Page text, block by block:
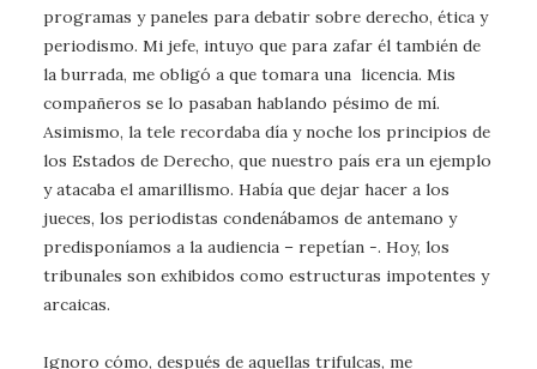
programas y paneles para debatir sobre derecho, ética y
periodismo. Mi jefe, intuyo que para zafar él también de
la burrada, me obligó a que tomara una licencia. Mis
compañeros se lo pasaban hablando pésimo de mí.
Asimismo, la tele recordaba día y noche los principios de
los Estados de Derecho, que nuestro país era un ejemplo
y atacaba el amarillismo. Había que dejar hacer a los
jueces, los periodistas condenábamos de antemano y
predisponíamos a la audiencia – repetían -. Hoy, los
tribunales son exhibidos como estructuras impotentes y
arcaicas.
Ignoro cómo, después de aquellas trifulcas, me